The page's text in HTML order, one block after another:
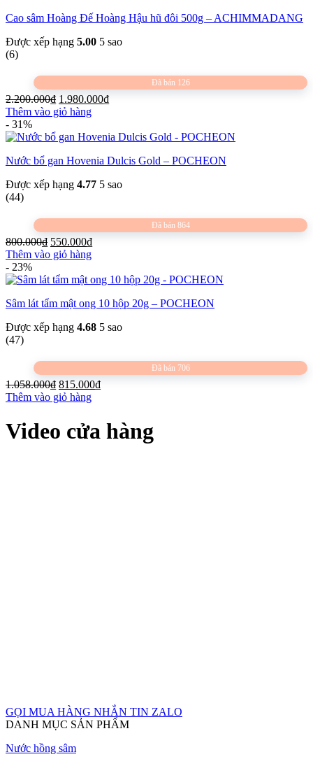
Cao sâm Hoàng Đế Hoàng Hậu hũ đôi 500g – ACHIMMADANG
Được xếp hạng 5.00 5 sao
(6)
Đã bán 126
2.200.000₫ Giá
gốc
2.200.000₫.
1.980.000₫Giá
là:
Thêm vào giỏ hàng
- 31%
Nước bổ gan Hovenia Dulcis Gold – POCHEON
Được xếp hạng 4.77 5 sao
(44)
Đã bán 864
800.000₫ Giá
gốc
800.000₫.
550.000₫Giá
là:
Thêm vào giỏ hàng
- 23%
Sâm lát tẩm mật ong 10 hộp 20g – POCHEON
Được xếp hạng 4.68 5 sao
(47)
Đã bán 706
1.058.000₫ Giá
gốc
1.058.000₫.
815.000₫Giá
là:
815.000₫.
Thêm vào giỏ hàng
Video cửa hàng
GỌI MUA HÀNG NHẮN TIN ZALO
DANH MỤC SẢN PHẨM
Nước hồng sâm